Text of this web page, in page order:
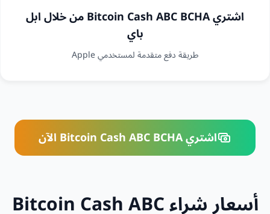
اشتري Bitcoin Cash ABC BCHA من خلال ابل
باي
طريقة دفع متقدمة لمستخدمي Apple
اشتري Bitcoin Cash ABC BCHA الآن
أسعار شراء Bitcoin Cash ABC